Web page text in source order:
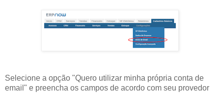
Selecione a opção "Quero utilizar minha própria conta de
email" e preencha os campos de acordo com seu provedor